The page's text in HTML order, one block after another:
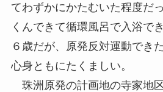
てわずかにかたむいた程度だ
くんできて循環風呂で入浴で
６歳だが、原発反対運動でき
心身ともにたくましい。
珠洲原発の計画地の寺家地